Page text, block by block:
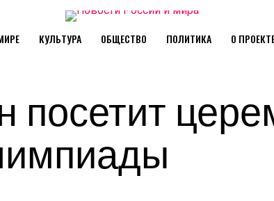
КУЛЬТУРА ОБЩЕСТВО ПОЛИТИКА О
посетит